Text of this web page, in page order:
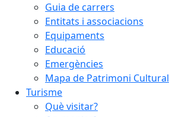
Guia de carrers
Entitats i associacions
Equipaments
Educació
Emergències
Mapa de Patrimoni Cultural
Turisme
Què visitar?